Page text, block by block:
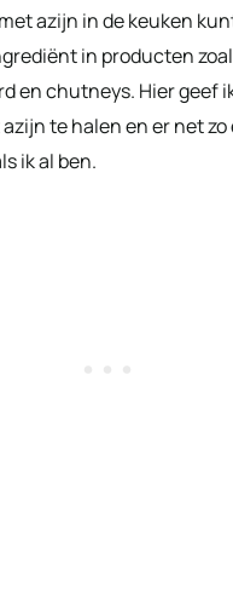
azijn in de keuken
in producten
en chutneys. Hier geef
te halen en er net
ik al ben.